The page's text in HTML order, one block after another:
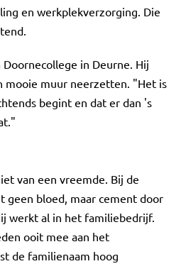
en werkplekverzorging. Die
in Deurne. Hij
mooie muur neerzetten. "Het is
begint en dat er dan 's
van een vreemde. Bij de
geen bloed, maar cement door
werkt al in het familiebedrijf.
ooit mee aan het
de familienaam hoog